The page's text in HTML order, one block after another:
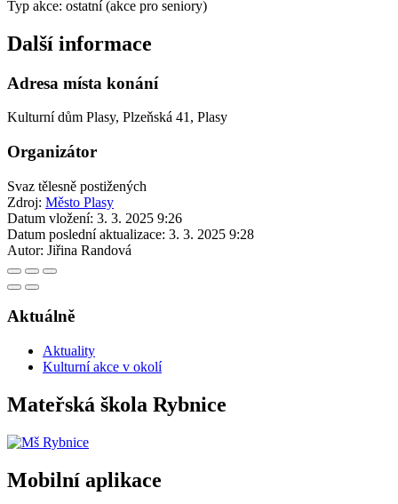
Typ akce: ostatní (akce pro seniory)
Další informace
Adresa místa konání
Kulturní dům Plasy, Plzeňská 41, Plasy
Organizátor
Svaz tělesně postižených
Zdroj: Město Plasy
Datum vložení: 3. 3. 2025 9:26
Datum poslední aktualizace: 3. 3. 2025 9:28
Autor: Jiřina Randová
Aktuálně
Aktuality
Kulturní akce v okolí
Mateřská škola Rybnice
Mobilní aplikace